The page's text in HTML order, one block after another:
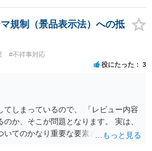
内容によって決まると考えられます。
滅時効）にかかっている可能性が高い
いては、法的には従う義務はないでし
おり、もし相手方から今後具体的な法
改めて検討するという方針でもよいよ
規制（景品表示法）への抵
#不祥事対応
役にたった 3
てしまっているので、 「レビュー内容
か、そこが問題となります。 実は、
いてのかなり重要な要素となります。